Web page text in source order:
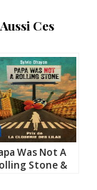
Ces
Was Not A
Stone &